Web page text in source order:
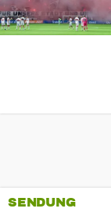
SENDUNG